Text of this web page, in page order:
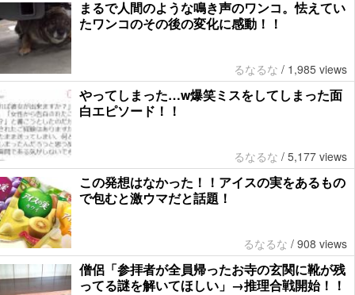
まるで人間のような鳴き声のワンコ。怯えてい
たワンコのその後の変化に感動！！
るなるな / 1,985 views
やってしまった…w爆笑ミスをしてしまった面
白エピソード！！
るなるな / 5,177 views
この発想はなかった！！アイスの実をあるもの
で包むと激ウマだと話題！
るなるな / 908 views
僧侶「参拝者が全員帰ったお寺の玄関に靴が残
ってる謎を解いてほしい」→推理合戦開始！！